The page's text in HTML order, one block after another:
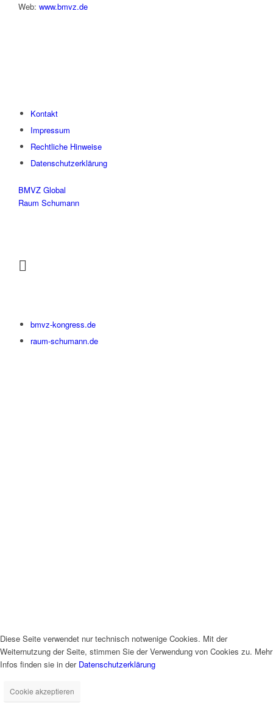
Web: www.bmvz.de
Kontakt
Impressum
Rechtliche Hinweise
Datenschutzerklärung
BMVZ Global
Raum Schumann
bmvz-kongress.de
raum-schumann.de
Diese Seite verwendet nur technisch notwenige Cookies. Mit der
Weiternutzung der Seite, stimmen Sie der Verwendung von Cookies zu. Mehr
Infos finden sie in der Datenschutzerklärung
Cookie akzeptieren